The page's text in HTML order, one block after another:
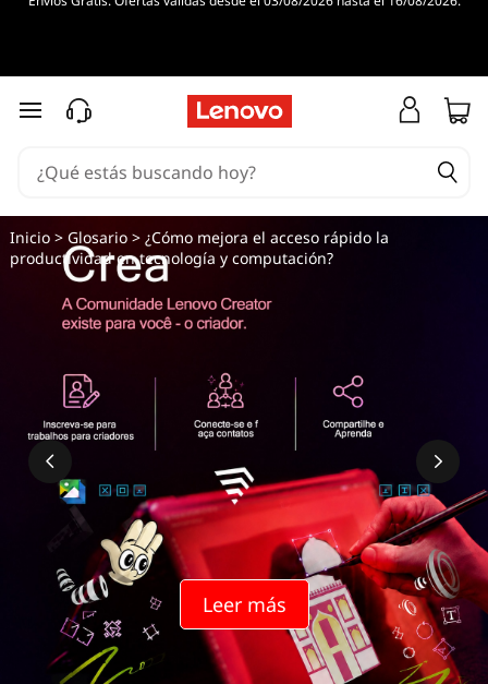
Ir al contenido principal
Leer más
Inicio> Glosario> ¿Cómo mejora el acceso rápido la
productividad en tecnología y computación?